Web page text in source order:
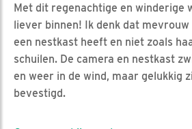
Met dit regenachtige en winderige
liever binnen! Ik denk dat
een nestkast heeft en niet zoals
schuilen. De camera en nestkast
en weer in de wind, maar gelukkig
bevestigd.